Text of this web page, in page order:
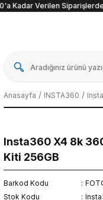
Siparişlerde Kurye İle
Anasayfa INSTA360
Insta360 X4 8k
Kiti 256GB
Barkod Kodu
Stok Kodu